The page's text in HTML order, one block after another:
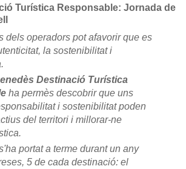
Turística Responsable: Jornada de
dels operadors pot afavorir que es
la sostenibilitat i
Destinació Turística
ha permès descobrir que uns
i sostenibilitat poden
del territori i millorar-ne
portat a terme durant un any
5 de cada destinació: el